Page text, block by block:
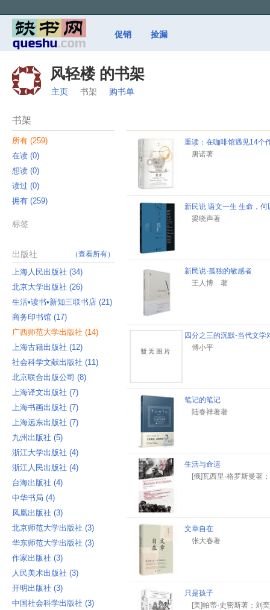
促销 捡漏
风轻楼 的书架
主页 书架 购书单
书架
所有 ‎(259)
在读 ‎(0)
想读 ‎(0)
读过 ‎(0)
拥有 ‎(259)
标签
出版社 （查看所有）
上海人民出版社 ‎(34)
北京大学出版社 ‎(26)
生活•读书•新知三联书店 ‎(21)
商务印书馆 ‎(17)
广西师范大学出版社 ‎(14)
上海古籍出版社 ‎(12)
社会科学文献出版社 ‎(11)
北京联合出版公司 ‎(8)
上海译文出版社 ‎(7)
上海书画出版社 ‎(7)
上海远东出版社 ‎(7)
九州出版社 ‎(5)
浙江大学出版社 ‎(4)
浙江人民出版社 ‎(4)
台海出版社 ‎(4)
中华书局 ‎(4)
凤凰出版社 ‎(3)
北京师范大学出版社 ‎(3)
华东师范大学出版社 ‎(3)
作家出版社 ‎(3)
人民美术出版社 ‎(3)
开明出版社 ‎(3)
中国社会科学出版社 ‎(3)
重读：在咖啡馆遇见14个
唐诺著
新民说 语文一生 生命，何
梁晓声著
新民说·孤独的敏感者
王人博 著
四分之三的沉默-当代文学
傅小平
笔记的笔记
陆春祥著著
生活与命运
[俄]瓦西里·格罗斯曼著
文章自在
张大春著
只是孩子
[美]帕蒂·史密斯著；刘